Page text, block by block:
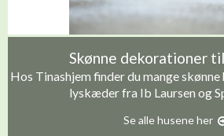
Skønne dekorationer
Hos Tinashjem finder du mange
lyskæder fra Ib Laursen og
Se alle husene her